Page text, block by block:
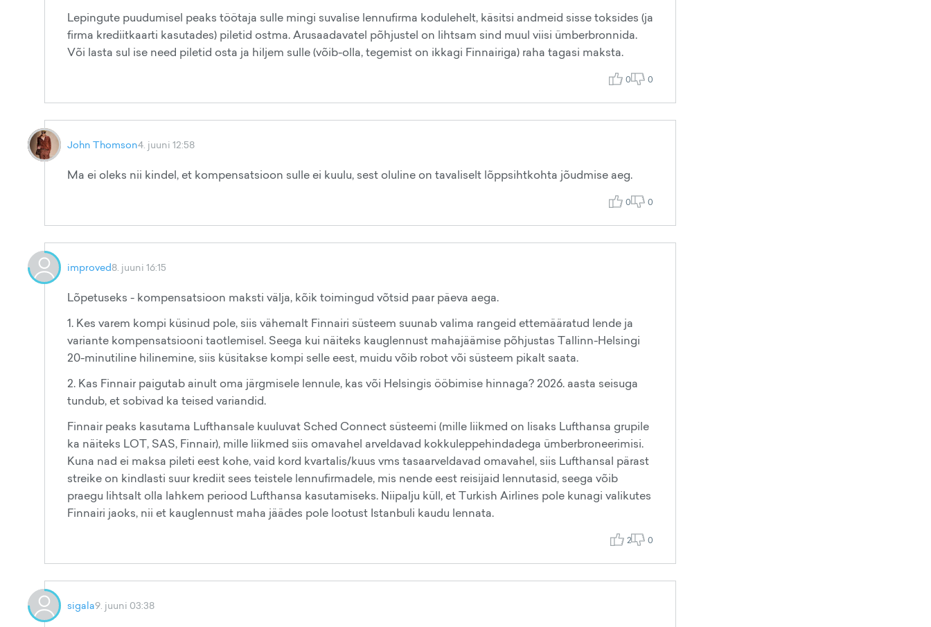
Lepingute puudumisel peaks töötaja sulle mingi suvalise lennufirma kodulehelt, käsitsi andmeid sisse toksides (ja
firma krediitkaarti kasutades) piletid ostma. Arusaadavatel põhjustel on lihtsam sind muul viisi ümberbronnida.
Või lasta sul ise need piletid osta ja hiljem sulle (võib-olla, tegemist on ikkagi Finnairiga) raha tagasi maksta.
0 0
John Thomson4. juuni 12:58
Ma ei oleks nii kindel, et kompensatsioon sulle ei kuulu, sest oluline on tavaliselt lõppsihtkohta jõudmise aeg.
0 0
improved8. juuni 16:15
Lõpetuseks - kompensatsioon maksti välja, kõik toimingud võtsid paar päeva aega.
1. Kes varem kompi küsinud pole, siis vähemalt Finnairi süsteem suunab valima rangeid ettemääratud lende ja
variante kompensatsiooni taotlemisel. Seega kui näiteks kauglennust mahajäämise põhjustas Tallinn-Helsingi
20-minutiline hilinemine, siis küsitakse kompi selle eest, muidu võib robot või süsteem pikalt saata.
2. Kas Finnair paigutab ainult oma järgmisele lennule, kas või Helsingis ööbimise hinnaga? 2026. aasta seisuga
tundub, et sobivad ka teised variandid.
Finnair peaks kasutama Lufthansale kuuluvat Sched Connect süsteemi (mille liikmed on lisaks Lufthansa grupile
ka näiteks LOT, SAS, Finnair), mille liikmed siis omavahel arveldavad kokkuleppehindadega ümberbroneerimisi.
Kuna nad ei maksa pileti eest kohe, vaid kord kvartalis/kuus vms tasaarveldavad omavahel, siis Lufthansal pärast
streike on kindlasti suur krediit sees teistele lennufirmadele, mis nende eest reisijaid lennutasid, seega võib
praegu lihtsalt olla lahkem periood Lufthansa kasutamiseks. Niipalju küll, et Turkish Airlines pole kunagi valikutes
Finnairi jaoks, nii et kauglennust maha jäädes pole lootust Istanbuli kaudu lennata.
2 0
sigala9. juuni 03:38